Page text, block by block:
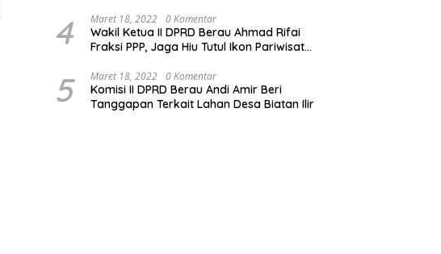
4 Maret 18, 2022 0 Komentar
Wakil Ketua II DPRD Berau Ahmad Rifai
Fraksi PPP, Jaga Hiu Tutul Ikon Pariwisata
5 Maret 18, 2022 0 Komentar
Komisi II DPRD Berau Andi Amir Beri
Tanggapan Terkait Lahan Desa Biatan Ilir